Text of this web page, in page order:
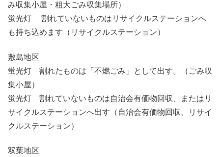
み収集小屋・粗大ごみ収集場所）
蛍光灯 割れていないものはリサイクルステーションへ
も持ち込めます（リサイクルステーション）
敷島地区
蛍光灯 割れたものは「不燃ごみ」として出す。（ごみ収
集小屋）
蛍光灯 割れていないものは自治会有価物回収、またはリ
サイクルステーションへ出す（自治会有価物回収、リサイ
クルステーション）
双葉地区